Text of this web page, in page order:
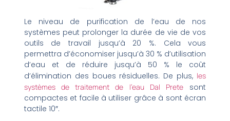
Le niveau de purification de l’eau de nos
systèmes peut prolonger la durée de vie de vos
outils de travail jusqu’à 20 %. Cela vous
permettra d’économiser jusqu’à 30 % d’utilisation
d’eau et de réduire jusqu’à 50 % le coût
d’élimination des boues résiduelles. De plus, les
systèmes de traitement de l’eau Dal Prete sont
compactes et facile à utiliser grâce à sont écran
tactile 10″.